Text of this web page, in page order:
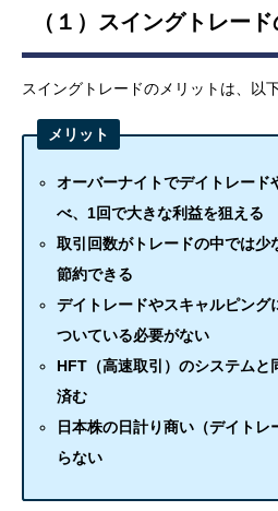
（１）スイングトレー
スイングトレードのメリットは、以
メリット
オーバーナイトでデイトレード
べ、1回で大きな利益を狙える
取引回数がトレードの中では少
節約できる
デイトレードやスキャルピング
ついている必要がない
HFT（高速取引）のシステムと
済む
日本株の日計り商い（デイト
らない